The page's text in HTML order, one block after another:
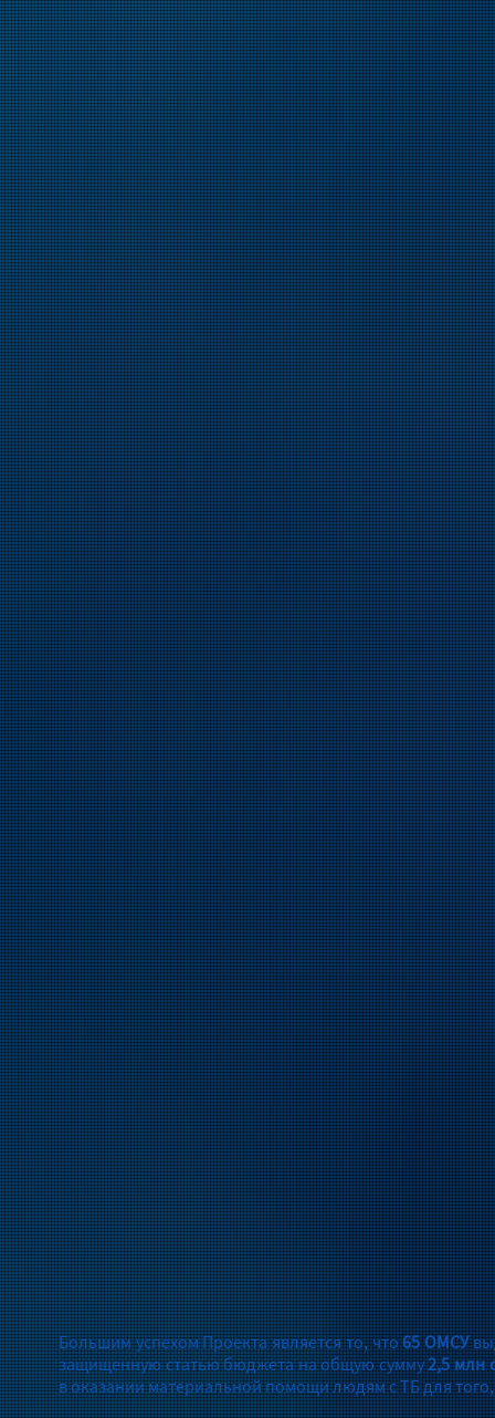
Большим успехом Проекта является то, что65 ОМСУ
защищенную статью бюджета на общую сумму2,5 млн
в оказании материальной помощи людям с ТБ для